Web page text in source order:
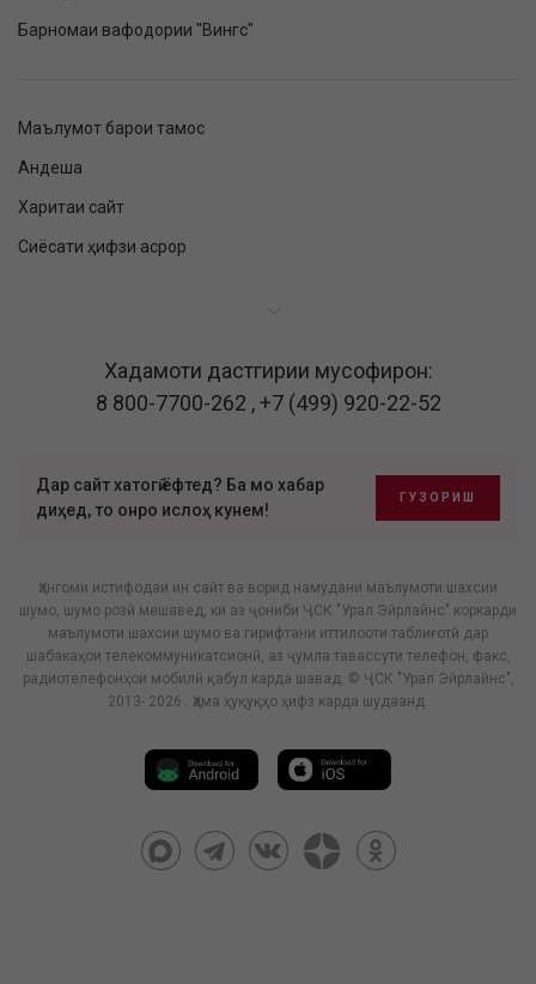
Барномаи вафодории "Вингс"
Маълумот барои тамос
Андеша
Харитаи сайт
Сиёсати ҳифзи асрор
Хадамоти дастгирии мусофирон:
8 800-7700-262 ,+7 (499) 920-22-52
Дар сайт хатогӣ ёфтед? Ба мо хабар
диҳед, то онро ислоҳ кунем!
ГУЗОРИШ
Ҳангоми истифодаи ин сайт ва ворид намудани маълумоти шахсии
шумо, шумо розӣ мешавед, ки аз ҷониби ҶСК "Урал Эйрлайнс" коркарди
маълумоти шахсии шумо ва гирифтани иттилооти таблиғотӣ дар
шабакаҳои телекоммуникатсионӣ, аз ҷумла тавассути телефон, факс,
радиотелефонҳои мобилӣ қабул карда шавад. © ҶСК "Урал Эйрлайнс",
2013- 2026 . Ҳама ҳуқуқҳо ҳифз карда шудаанд.